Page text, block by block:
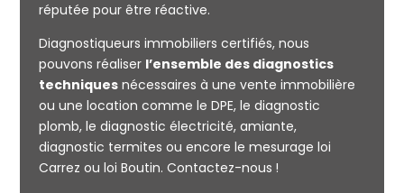
Mesurage
CARREZ
réputée pour être réactive.
Diagnostiqueurs immobiliers certifiés, nous
pouvons réaliser l’ensemble des diagnostics
techniquesnécessaires à une vente immobilière
ou une location comme le DPE, le diagnostic
plomb, le diagnostic électricité, amiante,
diagnostic termites ou encore le mesurage loi
Carrez ou loi Boutin. Contactez-nous !